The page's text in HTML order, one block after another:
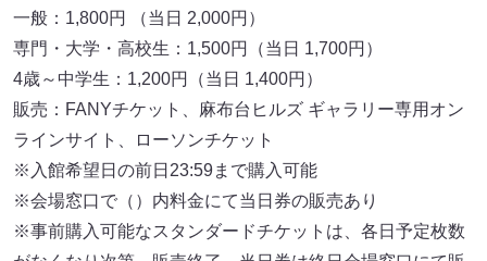
一般：1,800円 （当日 2,000円）
専門・大学・高校生：1,500円（当日 1,700円）
4歳～中学生：1,200円（当日 1,400円）
販売：FANYチケット、麻布台ヒルズ ギャラリー専用オン
ラインサイト、ローソンチケット
※入館希望日の前日23:59まで購入可能
※会場窓口で（）内料金にて当日券の販売あり
※事前購入可能なスタンダードチケットは、各日予定枚数